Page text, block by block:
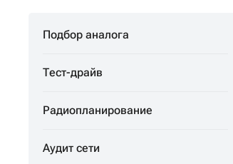
Подбор аналога
Тест-драйв
Радиопланирование
Аудит сети